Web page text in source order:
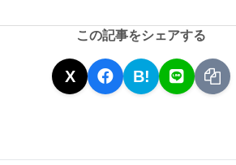
この記事をシェアする
X B!